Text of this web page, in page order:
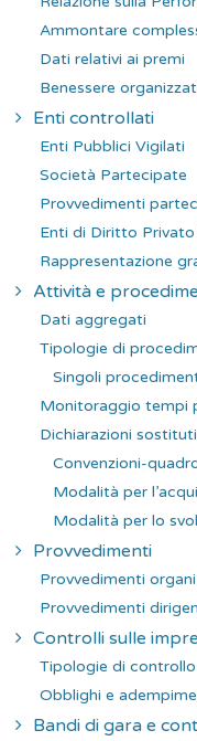
Ammontare
Dati relativi ai premi
Benessere
Enti controllati
Enti Pubblici Vigilati
Società Partecipate
Provvedimenti
Enti di Diritto
Rappresentazione
Attività e
Dati aggregati
Tipologie di
Singoli
Monitoraggio tempi
Dichiarazioni
Convenzioni-
Modalità per
Modalità per lo
Provvedimenti
Provvedimenti
Provvedimenti
Controlli sulle
Tipologie di controllo
Obblighi e
Bandi di gara e